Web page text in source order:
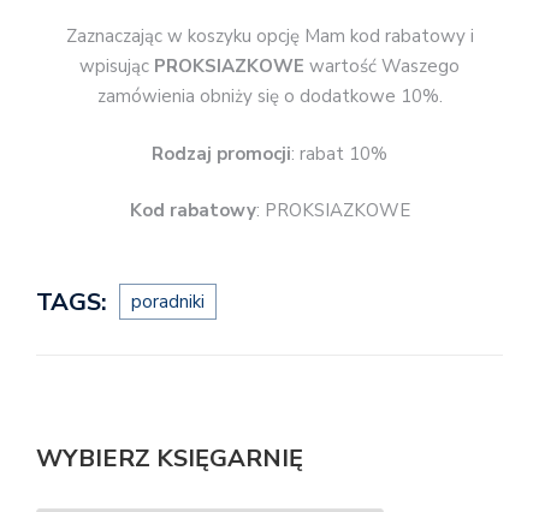
Zaznaczając w koszyku opcję Mam kod rabatowy i
wpisując PROKSIAZKOWE wartość Waszego
zamówienia obniży się o dodatkowe 10%.
Rodzaj promocji: rabat 10%
Kod rabatowy: PROKSIAZKOWE
TAGS: poradniki
WYBIERZ KSIĘGARNIĘ